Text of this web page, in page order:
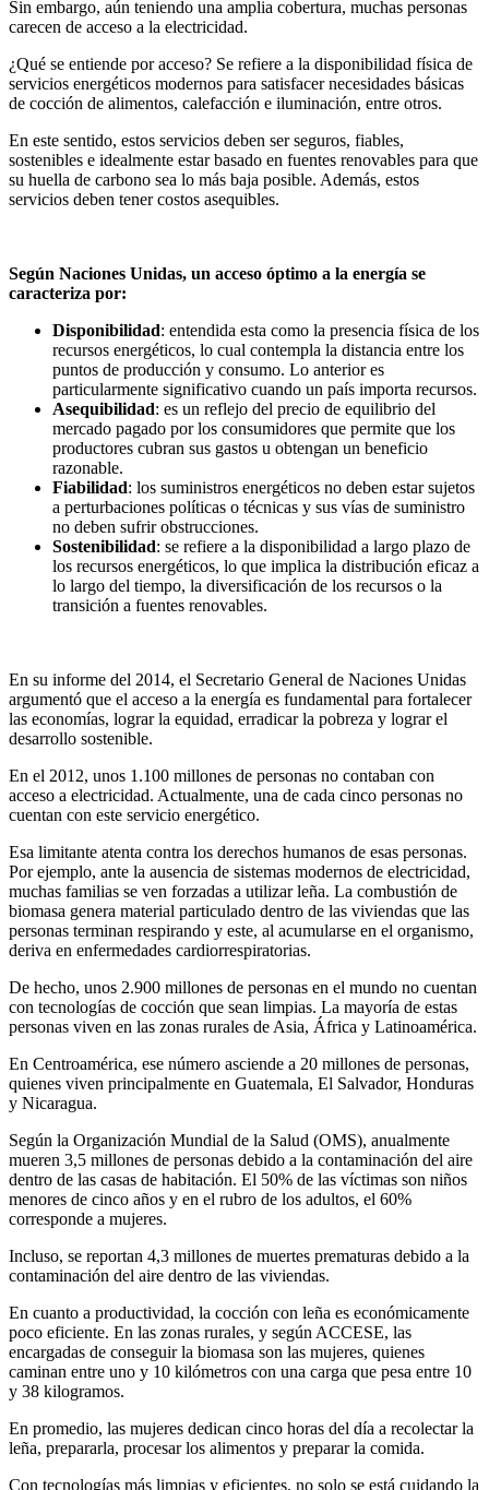
Sin embargo, aún teniendo una amplia cobertura, muchas personas
carecen de acceso a la electricidad.
¿Qué se entiende por acceso? Se refiere a la disponibilidad física de
servicios energéticos modernos para satisfacer necesidades básicas
de cocción de alimentos, calefacción e iluminación, entre otros.
En este sentido, estos servicios deben ser seguros, fiables,
sostenibles e idealmente estar basado en fuentes renovables para que
su huella de carbono sea lo más baja posible. Además, estos
servicios deben tener costos asequibles.
Según Naciones Unidas, un acceso óptimo a la energía se
caracteriza por:
Disponibilidad: entendida esta como la presencia física de los
recursos energéticos, lo cual contempla la distancia entre los
puntos de producción y consumo. Lo anterior es
particularmente significativo cuando un país importa recursos.
Asequibilidad: es un reflejo del precio de equilibrio del
mercado pagado por los consumidores que permite que los
productores cubran sus gastos u obtengan un beneficio
razonable.
Fiabilidad: los suministros energéticos no deben estar sujetos
a perturbaciones políticas o técnicas y sus vías de suministro
no deben sufrir obstrucciones.
Sostenibilidad: se refiere a la disponibilidad a largo plazo de
los recursos energéticos, lo que implica la distribución eficaz a
lo largo del tiempo, la diversificación de los recursos o la
transición a fuentes renovables.
En su informe del 2014, el Secretario General de Naciones Unidas
argumentó que el acceso a la energía es fundamental para fortalecer
las economías, lograr la equidad, erradicar la pobreza y lograr el
desarrollo sostenible.
En el 2012, unos 1.100 millones de personas no contaban con
acceso a electricidad. Actualmente, una de cada cinco personas no
cuentan con este servicio energético.
Esa limitante atenta contra los derechos humanos de esas personas.
Por ejemplo, ante la ausencia de sistemas modernos de electricidad,
muchas familias se ven forzadas a utilizar leña. La combustión de
biomasa genera material particulado dentro de las viviendas que las
personas terminan respirando y este, al acumularse en el organismo,
deriva en enfermedades cardiorrespiratorias.
De hecho, unos 2.900 millones de personas en el mundo no cuentan
con tecnologías de cocción que sean limpias. La mayoría de estas
personas viven en las zonas rurales de Asia, África y Latinoamérica.
En Centroamérica, ese número asciende a 20 millones de personas,
quienes viven principalmente en Guatemala, El Salvador, Honduras
y Nicaragua.
Según la Organización Mundial de la Salud (OMS), anualmente
mueren 3,5 millones de personas debido a la contaminación del aire
dentro de las casas de habitación. El 50% de las víctimas son niños
menores de cinco años y en el rubro de los adultos, el 60%
corresponde a mujeres.
Incluso, se reportan 4,3 millones de muertes prematuras debido a la
contaminación del aire dentro de las viviendas.
En cuanto a productividad, la cocción con leña es económicamente
poco eficiente. En las zonas rurales, y según ACCESE, las
encargadas de conseguir la biomasa son las mujeres, quienes
caminan entre uno y 10 kilómetros con una carga que pesa entre 10
y 38 kilogramos.
En promedio, las mujeres dedican cinco horas del día a recolectar la
leña, prepararla, procesar los alimentos y preparar la comida.
Con tecnologías más limpias y eficientes, no solo se está cuidando la